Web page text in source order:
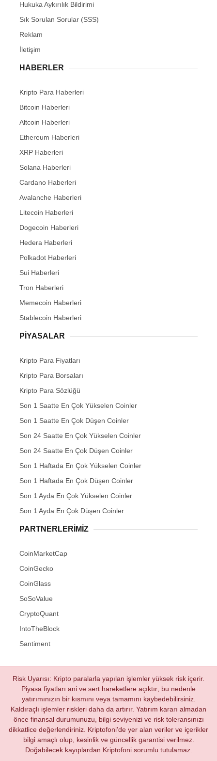
Hukuka Aykırılık Bildirimi
Sık Sorulan Sorular (SSS)
Reklam
İletişim
HABERLER
Kripto Para Haberleri
Bitcoin Haberleri
Altcoin Haberleri
Ethereum Haberleri
XRP Haberleri
Solana Haberleri
Cardano Haberleri
Avalanche Haberleri
Litecoin Haberleri
Dogecoin Haberleri
Hedera Haberleri
Polkadot Haberleri
Sui Haberleri
Tron Haberleri
Memecoin Haberleri
Stablecoin Haberleri
PIYASALAR
Kripto Para Fiyatları
Kripto Para Borsaları
Kripto Para Sözlüğü
Son 1 Saatte En Çok Yükselen Coinler
Son 1 Saatte En Çok Düşen Coinler
Son 24 Saatte En Çok Yükselen Coinler
Son 24 Saatte En Çok Düşen Coinler
Son 1 Haftada En Çok Yükselen Coinler
Son 1 Haftada En Çok Düşen Coinler
Son 1 Ayda En Çok Yükselen Coinler
Son 1 Ayda En Çok Düşen Coinler
PARTNERLERIMIZ
CoinMarketCap
CoinGecko
CoinGlass
SoSoValue
CryptoQuant
IntoTheBlock
Santiment
Risk Uyarısı: Kripto paralarla yapılan işlemler yüksek risk içerir.
Piyasa fiyatları ani ve sert hareketlere açıktır; bu nedenle
yatırımınızın bir kısmını veya tamamını kaybedebilirsiniz.
Kaldıraçlı işlemler riskleri daha da artırır. Yatırım kararı almadan
önce finansal durumunuzu, bilgi seviyenizi ve risk toleransınızı
dikkatlice değerlendiriniz. Kriptofoni’de yer alan veriler ve içerikler
bilgi amaçlı olup, kesinlik ve güncellik garantisi verilmez.
Doğabilecek kayıplardan Kriptofoni sorumlu tutulamaz.